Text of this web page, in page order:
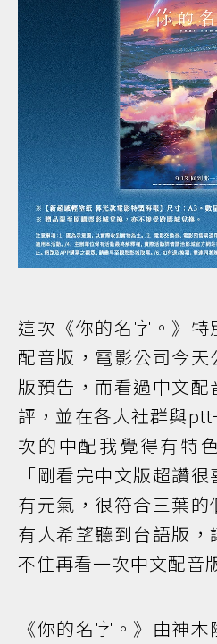
這次《你的名字。》
配音版，電影公司今
版預告，而看過中文
評，並在各大社群與
次的中配我覺得有特
「剛看完中文版超讚
有元氣，很符合三葉
有人希望聽到台語版
不住再看一次中文配音
《你的名字。》由神